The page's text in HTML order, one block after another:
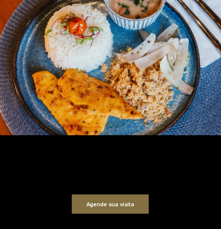
Agende sua visita